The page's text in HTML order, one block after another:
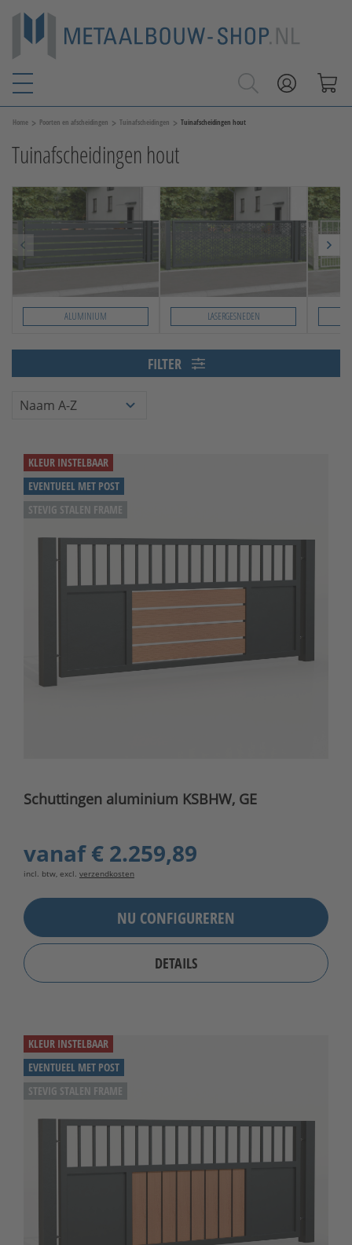
Home > Poorten en afscheidingen > Tuinafscheidingen > Tuinafscheidingen hout
Tuinafscheidingen hout
ALUMINIUM LASERGESNEDEN
FILTER
KLEUR INSTELBAAR
EVENTUEEL MET POST
STEVIG STALEN FRAME
Schuttingen aluminium KSBHW, GE
vanaf€ 2.259,89
incl. btw, excl. verzendkosten
NU CONFIGUREREN
DETAILS
KLEUR INSTELBAAR
EVENTUEEL MET POST
STEVIG STALEN FRAME